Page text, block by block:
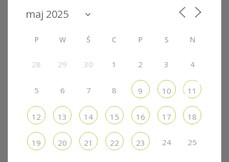
P W Ś C P S N
28 29 30 1 2 3 4
5 6 7 8 9 10 11
12 13 14 15 16 17 18
19 20 21 22 23 24 25